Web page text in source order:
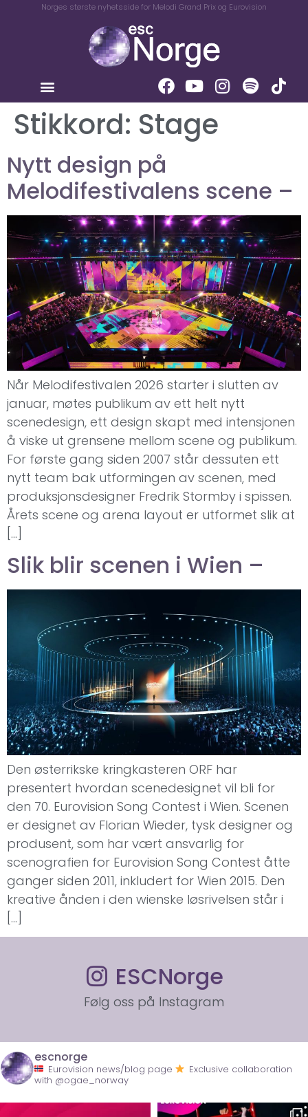
Norges største nyhetsside for Melodi Grand Prix og Eurovision
Stikkord: Stage
Nytt design på
Melodifestivalens scene –
Når Melodifestivalen 2026 starter i slutten av
januar, møtes publikum av ett helt nytt
scenedesign, ett design skapt med intensjonen
å viske ut grensene mellom scene og publikum.
For første gang siden 2007 står dessuten ett
nytt team bak utformingen av scenen, med
produksjonsdesigner Fredrik Stormby i spissen.
Årets scene og arena layout er utformet slik at
[…]
Slik blir scenen i Wien –
Den østerrikske kringkasteren ORF har
presentert hvordan scenedesignet vil bli for
den 70. Eurovision Song Contest i Wien. Scenen
er designet av Florian Wieder, tysk designer og
produsent, som har vært ansvarlig for
scenografien for Eurovision Song Contest åtte
ganger siden 2011, inkludert for Wien 2015. Den
kreative ånden i den wienske løsrivelsen står i
[…]
ESCNorge
Følg oss på Instagram
escnorge
Eurovision news/blog page
Exclusive collaboration
with @ogae_norway